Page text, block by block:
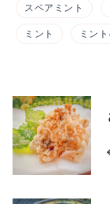
スペアミント
ミント ミン
投
稿
ナ